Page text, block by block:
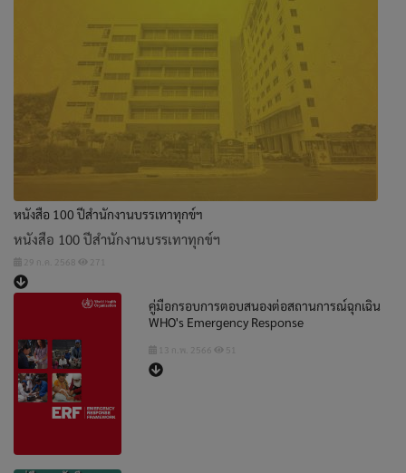
หนังสือ 100 ปีสำนักงานบรรเทาทุกข์ฯ
หนังสือ 100 ปีสำนักงานบรรเทาทุกข์ฯ
29 ก.ค. 2568 271
คู่มือกรอบการตอบสนองต่อสถานการณ์ฉุกเฉิน
WHO's Emergency Response
13 ก.พ. 2566 51